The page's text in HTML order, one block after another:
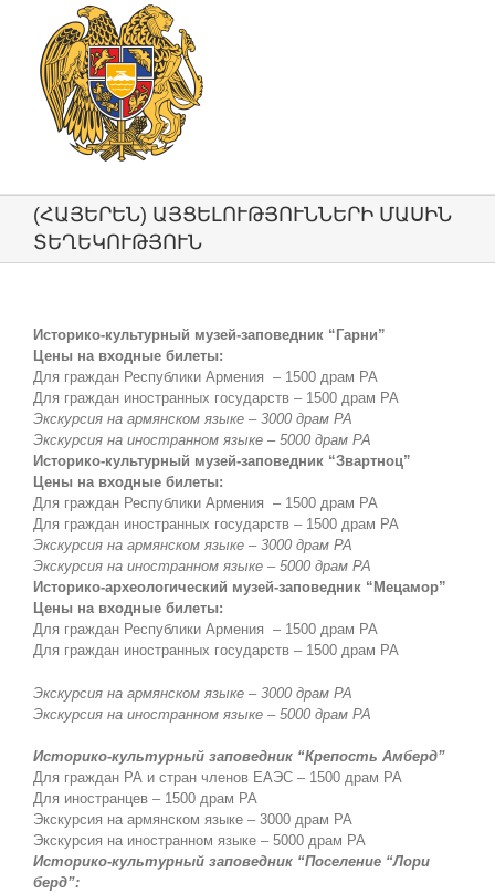
(ՀԱՅԵՐԵՆ) ԱՅՑԵԼՈՒԹՅՈՒՆՆԵՐԻ ՄԱՍԻՆ
ՏԵՂԵԿՈՒԹՅՈՒՆ
Историко-культурный музей-заповедник “Гарни”
Цены на входные билеты:
Для граждан Республики Армения – 1500 драм РА
Для граждан иностранных государств – 1500 драм РА
Экскурсия на армянском языке – 3000 драм РА
Экскурсия на иностранном языке – 5000 драм РА
Историко-культурный музей-заповедник “Звартноц”
Цены на входные билеты:
Для граждан Республики Армения – 1500 драм РА
Для граждан иностранных государств – 1500 драм РА
Экскурсия на армянском языке – 3000 драм РА
Экскурсия на иностранном языке – 5000 драм РА
Историко-археологический музей-заповедник “Мецамор”
Цены на входные билеты:
Для граждан Республики Армения – 1500 драм РА
Для граждан иностранных государств – 1500 драм РА
Экскурсия на армянском языке – 3000 драм РА
Экскурсия на иностранном языке – 5000 драм РА
Историко-культурный заповедник “Крепость Амберд”
Для граждан РА и стран членов ЕАЭС – 1500 драм РА
Для иностранцев – 1500 драм РА
Экскурсия на армянском языке – 3000 драм РА
Экскурсия на иностранном языке – 5000 драм РА
Историко-культурный заповедник “Поселение “Лори
берд”: